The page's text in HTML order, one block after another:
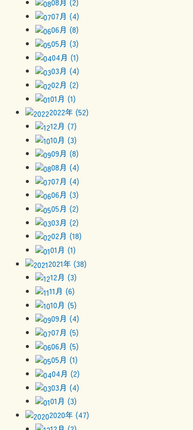
07月 (4)
06月 (8)
05月 (3)
04月 (1)
03月 (4)
02月 (2)
01月 (1)
2022年 (52)
12月 (7)
10月 (3)
09月 (8)
08月 (4)
07月 (4)
06月 (3)
05月 (2)
03月 (2)
02月 (18)
01月 (1)
2021年 (38)
12月 (3)
11月 (6)
10月 (5)
09月 (4)
07月 (5)
06月 (5)
05月 (1)
04月 (2)
03月 (4)
01月 (3)
2020年 (47)